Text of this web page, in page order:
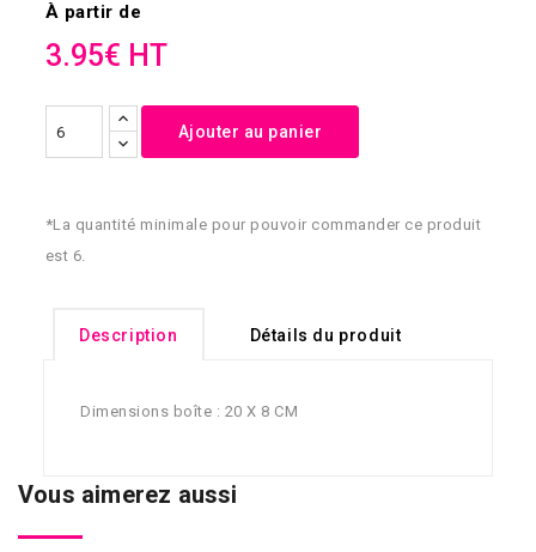
À partir de
3.95€ HT
Ajouter au panier
*La quantité minimale pour pouvoir commander ce produit
est 6.
Description Détails du produit
Dimensions boîte : 20 X 8 CM
Vous aimerez aussi